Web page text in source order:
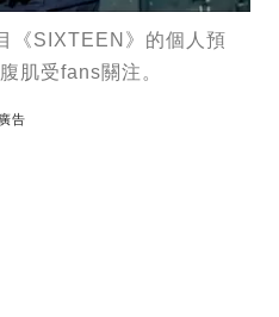
《SIXTEEN》的個人預
肌受fans關注。
廣告